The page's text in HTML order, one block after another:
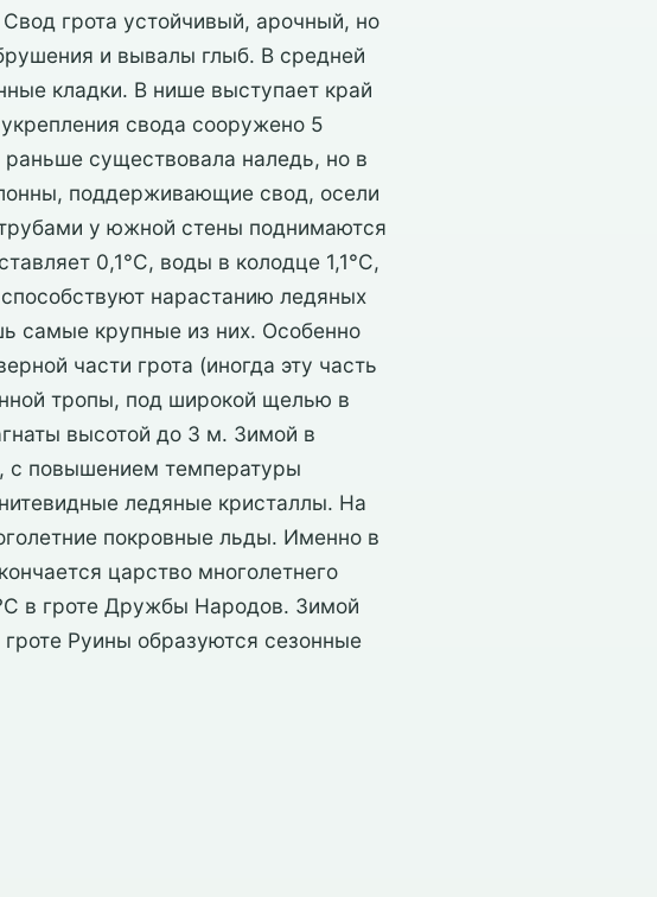
грота устойчивый, арочный, но
и вывалы глыб. В средней
кладки. В нише выступает край
свода сооружено 5
существовала наледь, но в
поддерживающие свод, осели
у южной стены поднимаются
0,1°С, воды в колодце 1,1°С,
нарастанию ледяных
самые крупные из них. Особенно
части грота (иногда эту часть
тропы, под широкой щелью в
высотой до 3 м. Зимой в
с повышением температуры
ледяные кристаллы. На
покровные льды. Именно в
царство многолетнего
в гроте Дружбы Народов. Зимой
Руины образуются сезонные